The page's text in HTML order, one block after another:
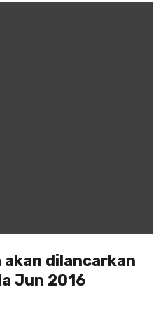
dilancarkan
Jun 2016